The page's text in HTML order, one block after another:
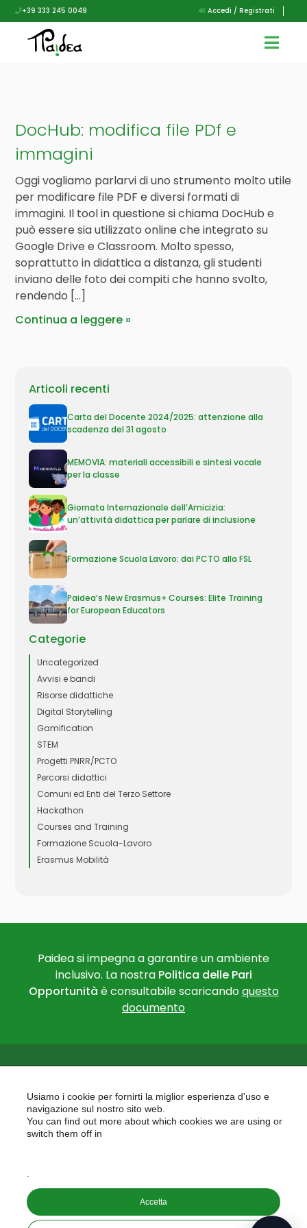
+39 333 245 0049 Accedi / Registrati
DocHub: modifica file PDf e
immagini
Oggi vogliamo parlarvi di uno strumento molto utile
per modificare file PDF e diversi formati di
immagini. Il tool in questione si chiama DocHub e
può essere sia utilizzato online che integrato su
Google Drive e Classroom. Molto spesso,
soprattutto in didattica a distanza, gli studenti
inviano delle foto dei compiti che hanno svolto,
rendendo […]
Continua a leggere
Articoli recenti
Carta del Docente 2024/2025: attenzione alla
scadenza del 31 agosto
MEMOVIA: materiali accessibili e sintesi vocale
per la classe
Giornata Internazionale dell’Amicizia:
un’attività didattica per parlare di inclusione
Formazione Scuola Lavoro: dai PCTO alla FSL
Paidea’s New Erasmus+ Courses: Elite Training
for European Educators
Categorie
Uncategorized
Avvisi e bandi
Risorse didattiche
Digital Storytelling
Gamification
STEM
Progetti PNRR/PCTO
Percorsi didattici
Comuni ed Enti del Terzo Settore
Hackathon
Courses and Training
Formazione Scuola-Lavoro
Erasmus Mobilità
Paidea si impegna a garantire un ambiente
inclusivo. La nostra Politica delle Pari
Opportunità è consultabile scaricandoquesto
documento
PAIDEA
PAIDEA S.A.S. - Capitale sociale 10.000€ i.v.
Usiamo i cookie per fornirti la miglior esperienza d'uso e
navigazione sul nostro sito web.
You can find out more about which cookies we are using or
switch them off in
Accetta